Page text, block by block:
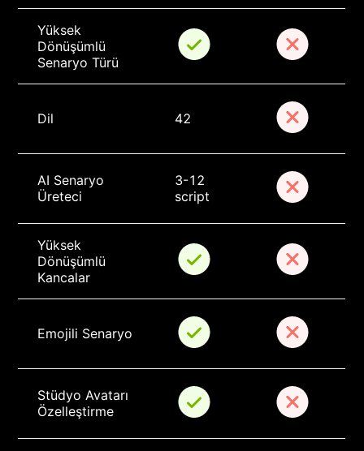
Yüksek
Dönüşümlü
Senaryo Türü
Dil 42
AI Senaryo
Üreteci
3-12
script
Yüksek
Dönüşümlü
Kancalar
Emojili Senaryo
Stüdyo Avatarı
Özelleştirme